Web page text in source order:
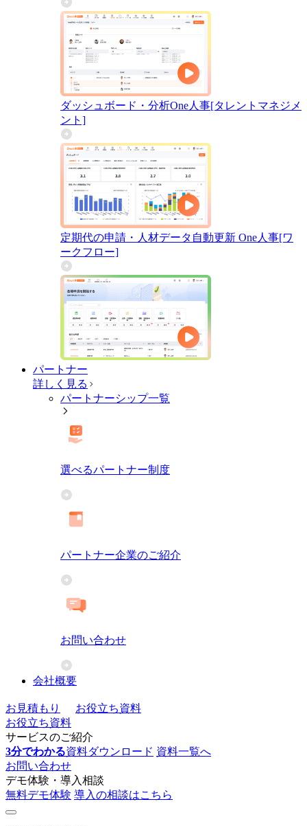
ダッシュボード・分析One人事[タレントマネジメ
ント]
定期代の申請・人材データ自動更新 One人事[ワ
ークフロー]
パートナー
詳しく見る
パートナーシップ一覧
選べるパートナー制度
パートナー企業のご紹介
お問い合わせ
会社概要
お見積もり
お役立ち資料
お役立ち資料
サービスのご紹介
3分でわかる資料ダウンロード 資料一覧へ
お問い合わせ
デモ体験・導入相談
無料デモ体験 導入の相談はこちら